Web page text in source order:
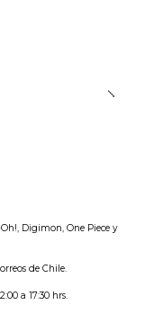
Digimon, One Piece y
de Chile.
a 17:30 hrs.